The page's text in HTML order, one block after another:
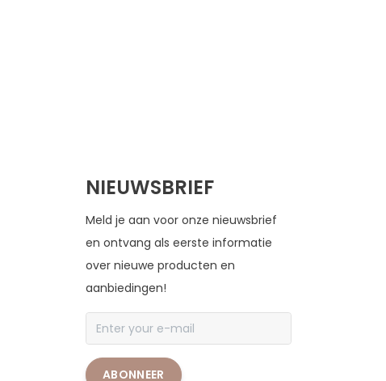
NIEUWSBRIEF
Meld je aan voor onze nieuwsbrief
en ontvang als eerste informatie
over nieuwe producten en
aanbiedingen!
ABONNEER